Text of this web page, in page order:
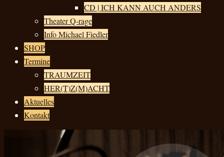
CD | ICH KANN AUCH ANDERS
Theater Q-rage
Info Michael Fiedler
SHOP
Termine
TRAUMZEIT
HER(T)Z(M)ACHT
Aktuelles
Kontakt